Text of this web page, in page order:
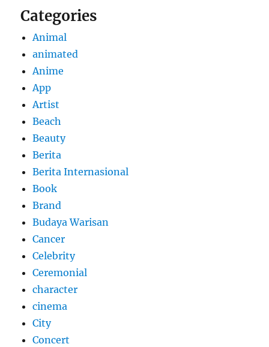
Categories
Animal
animated
Anime
App
Artist
Beach
Beauty
Berita
Berita Internasional
Book
Brand
Budaya Warisan
Cancer
Celebrity
Ceremonial
character
cinema
City
Concert